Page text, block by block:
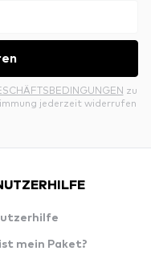
zu
jederzeit widerrufen
mein Paket?